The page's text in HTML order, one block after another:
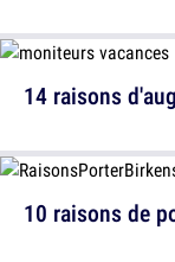
14 raisons
10 raisons de